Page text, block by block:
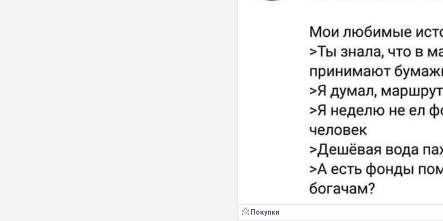
Покупки